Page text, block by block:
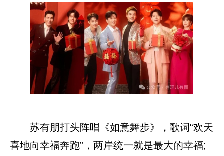
苏有朋打头阵唱《如意舞步》，歌词“欢天
喜地向幸福奔跑”，两岸统一就是最大的幸福;